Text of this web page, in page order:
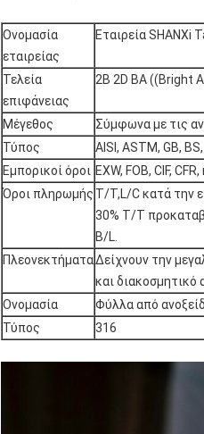
Ονομασία
εταιρείας
Εταιρεία SHANXi
Τελεία
επιφάνειας
2B 2D BA ((Bright
Μέγεθος
Σύμφωνα με τις
Τύπος
ΑISI, ASTM, GB, BS,
Εμπορικοί όροι EXW, FOB, CIF,
Όροι πληρωμής T/T,L/C κατά την
30% T/T
B/L.
ΠλεονεκτήματαΔείχνουν την
και διακοσμητικό
Ονομασία
Φύλλα από
Τύπος
316